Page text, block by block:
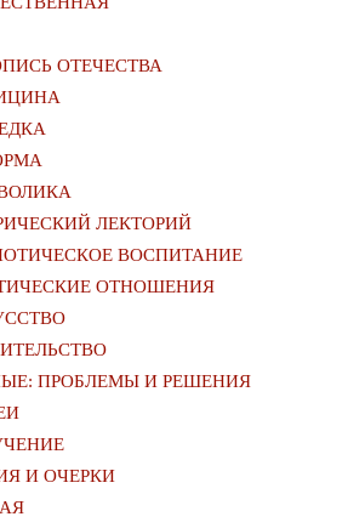
ОТЕЧЕСТВА
ЛЕКТОРИЙ
ВОСПИТАНИЕ
ОТНОШЕНИЯ
ПРОБЛЕМЫ И РЕШЕНИЯ
И ОЧЕРКИ